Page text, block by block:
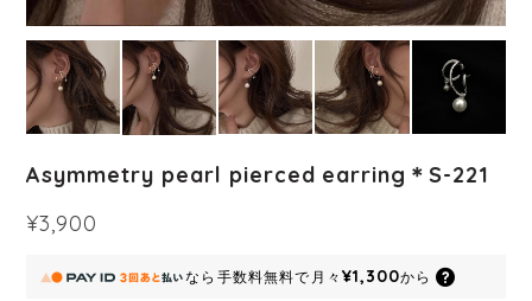
Asymmetry pearl pierced earring＊S-221
¥3,900
なら 手数料無料で 月々 ¥1,300から